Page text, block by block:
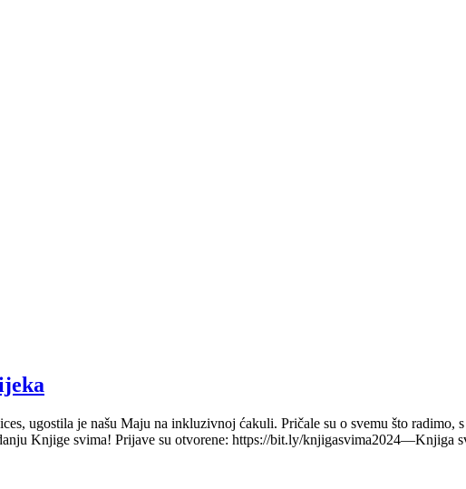
ugostila je našu Maju na inkluzivnoj ćakuli. Pričale su o svemu što radimo,
Knjige svima! Prijave su otvorene: https://bit.ly/knjigasvima2024—Knjiga